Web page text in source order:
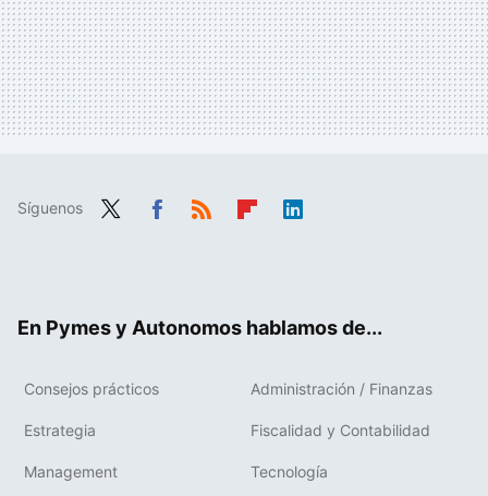
Síguenos
En Pymes y Autonomos hablamos de...
Consejos prácticos Administración / Finanzas
Estrategia Fiscalidad y Contabilidad
Management Tecnología